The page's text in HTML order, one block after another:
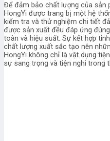
Để đảm bảo chất lượng của sản
HongYi được trang bị một hệ
kiểm tra và thử nghiệm chi tiết
được sản xuất đều đáp ứng
toàn và hiệu suất. Sự kết hợp
chất lượng xuất sắc tạo nên
HongYi không chỉ là vật dụng
sự sang trọng và tiện nghi trong